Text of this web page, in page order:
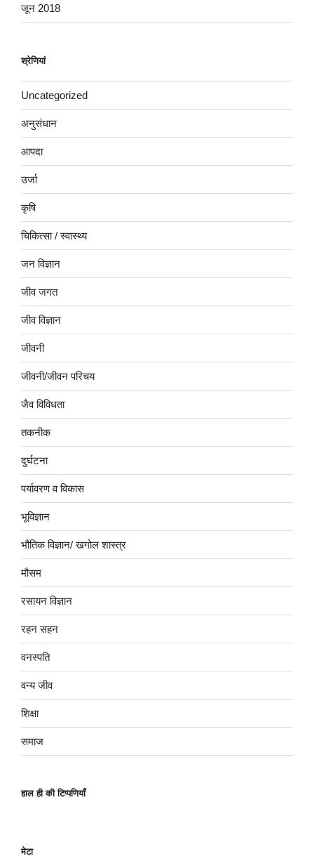
जून 2018
श्रेणियां
Uncategorized
अनुसंधान
आपदा
उर्जा
कृषि
चिकित्सा / स्वास्थ्य
जन विज्ञान
जीव जगत
जीव विज्ञान
जीवनी
जीवनी/जीवन परिचय
जैव विविधता
तकनीक
दुर्घटना
पर्यावरण व विकास
भूविज्ञान
भौतिक विज्ञान/ खगोल शास्त्र
मौसम
रसायन विज्ञान
रहन सहन
वनस्पति
वन्य जीव
शिक्षा
समाज
हाल ही की टिप्पणियाँ
मेटा